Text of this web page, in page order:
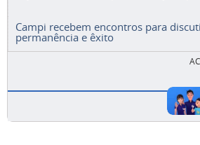
Campi recebem encontros para
permanência e êxito